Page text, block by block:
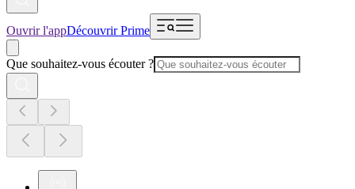
Ouvrir l'appDécouvrir Prime
Que souhaitez-vous écouter ?